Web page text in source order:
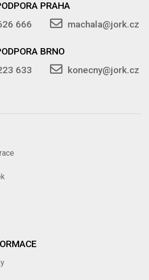
PRAHA
666
machala@jork.cz
BRNO
633
konecny@jork.cz